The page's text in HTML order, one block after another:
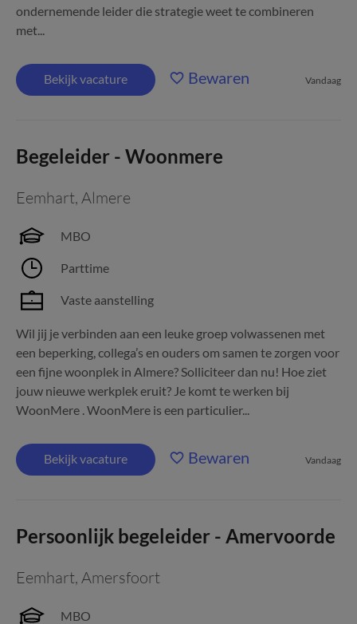
ondernemende leider die strategie weet te combineren
met...
Bekijk vacature Bewaren Vandaag
Begeleider - Woonmere
Eemhart, Almere
MBO
Parttime
Vaste aanstelling
Wil jij je verbinden aan een leuke groep volwassenen met
een beperking, collega’s en ouders om samen te zorgen voor
een fijne woonplek in Almere? Solliciteer dan nu! Hoe ziet
jouw nieuwe werkplek eruit? Je komt te werken bij
WoonMere . WoonMere is een particulier...
Bekijk vacature Bewaren Vandaag
Persoonlijk begeleider - Amervoorde
Eemhart, Amersfoort
MBO